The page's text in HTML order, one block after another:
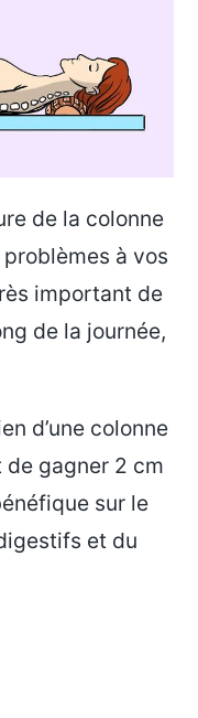
de la colonne
à vos
important de
de la journée,
d’une colonne
gagner 2 cm
sur le
et du